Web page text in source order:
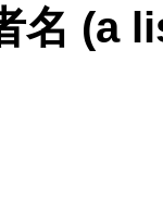
名 (a